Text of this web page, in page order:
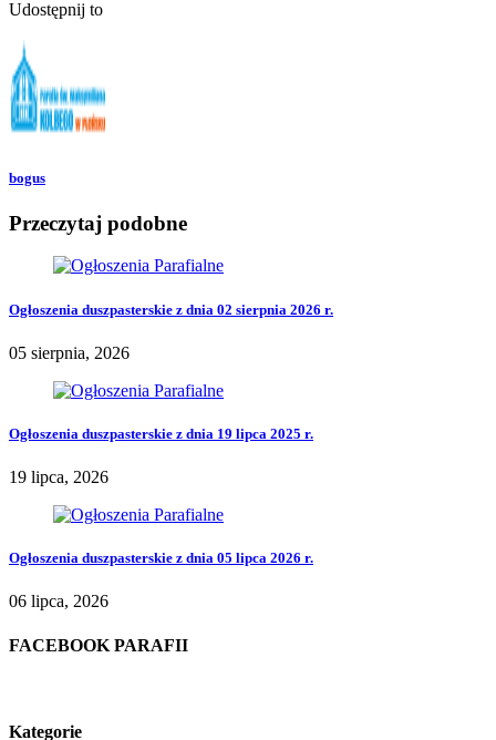
Udostępnij to
bogus
Przeczytaj podobne
Ogłoszenia duszpasterskie z dnia 02 sierpnia 2026 r.
05 sierpnia, 2026
Ogłoszenia duszpasterskie z dnia 19 lipca 2025 r.
19 lipca, 2026
Ogłoszenia duszpasterskie z dnia 05 lipca 2026 r.
06 lipca, 2026
FACEBOOK PARAFII
Kategorie